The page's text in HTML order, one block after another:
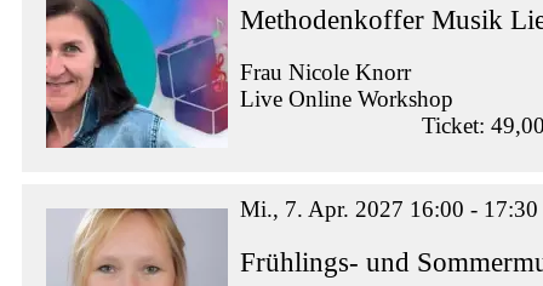
Methodenkoffer Musik
Frau Nicole Knorr
Live Online Workshop
Ticket:
Mi., 7. Apr. 2027 16:00 - 17:30
Frühlings- und